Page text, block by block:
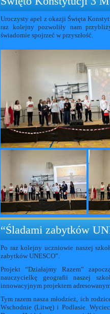
Uroczysty apel z okazji Święta
raz kolejny pozwoliły nam
świadomie spojrzeć w przyszłość.
“Śladami zabytków
Po raz kolejny uczniowie naszej
zabytków UNESCO”.
Projekt “Działajmy Razem”
nauczycielkę geografii naszej
innowacyjnym projektem
Tym razem nasza młodzież, ich
Wschodnie (Litwę) i Podlasie.